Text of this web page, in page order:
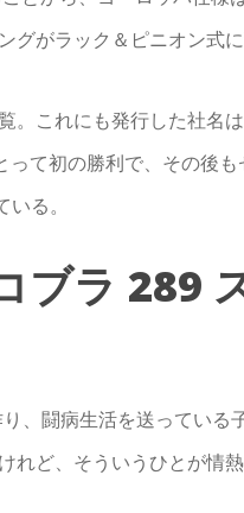
がラック＆ピニオン式に
。これにも発行した社名
て初の勝利で、その後
る。
ブラ 289
、闘病生活を送っている
れど、そういうひとが情